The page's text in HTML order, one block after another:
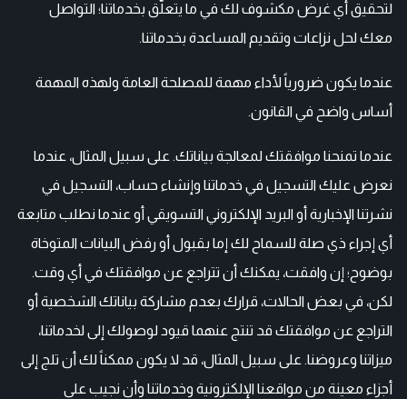
لتحقيق أي غرض مكشوف لك في ما يتعلّق بخدماتنا؛ التواصل
معك لحل نزاعات وتقديم المساعدة بخدماتنا.
عندما يكون ضرورياً لأداء مهمة للمصلحة العامة ولهذه المهمة
أساس واضح في القانون.
عندما تمنحنا موافقتك لمعالجة بياناتك. على سبيل المثال، عندما
نعرض عليك التسجيل في خدماتنا وإنشاء حساب، التسجيل في
نشرتنا الإخبارية أو البريد الإلكتروني التسويقي أو عندما نطلب متابعة
أي إجراء ذي صلة للسماح لك إما بقبول أو رفض البيانات المتوخاة
بوضوح؛ إن وافقت، يمكنك أن تتراجع عن موافقتك في أي وقت.
لكن، في بعض الحالات، قرارك بعدم مشاركة بياناتك الشخصية أو
التراجع عن موافقتك قد تنتج عنهما قيود لوصولك إلى لخدماتنا،
ميزاتنا وعروضنا. على سبيل المثال، قد لا يكون ممكناً لك أن تلج إلى
أجزاء معينة من مواقعنا الإلكترونية وخدماتنا وأن نجيب على